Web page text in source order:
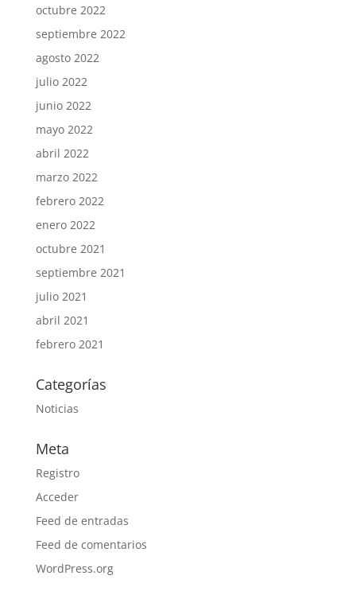
octubre 2022
septiembre 2022
agosto 2022
julio 2022
junio 2022
mayo 2022
abril 2022
marzo 2022
febrero 2022
enero 2022
octubre 2021
septiembre 2021
julio 2021
abril 2021
febrero 2021
Categorías
Noticias
Meta
Registro
Acceder
Feed de entradas
Feed de comentarios
WordPress.org